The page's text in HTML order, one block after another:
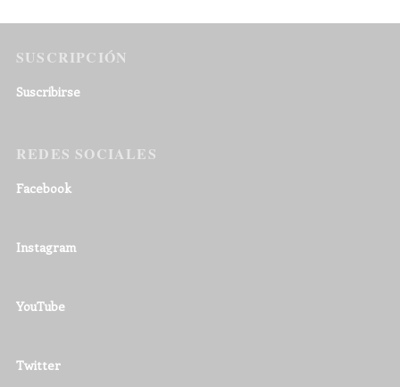
SUSCRIPCIÓN
Suscribirse
REDES SOCIALES
Facebook
Instagram
YouTube
Twitter